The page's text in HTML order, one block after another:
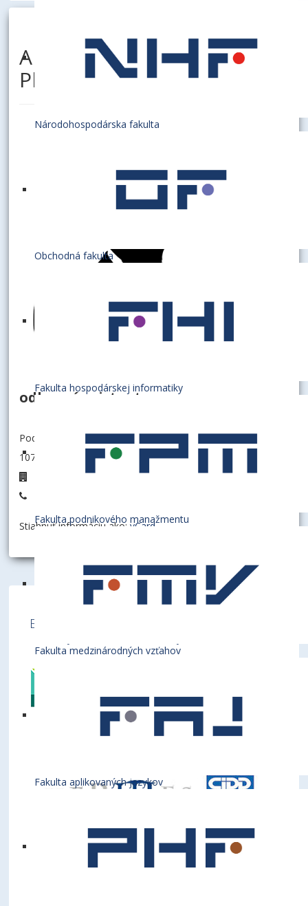
Národohospodárska fakulta
Obchodná fakulta
Fakulta hospodárskej informatiky
Fakulta podnikového manažmentu
Fakulta medzinárodných vzťahov
Fakulta aplikovaných jazykov
ANDREJOVSKÝ, Pavol, Ing.,
PhD.
odborný asistent
Podnikovohospodárska fakulta so sídlom v Košiciach
107005 - Katedra obchodného podnikania
Stiahnuť informáciu ako:vCard
Ekonomická univerzita v Bratislave je členom